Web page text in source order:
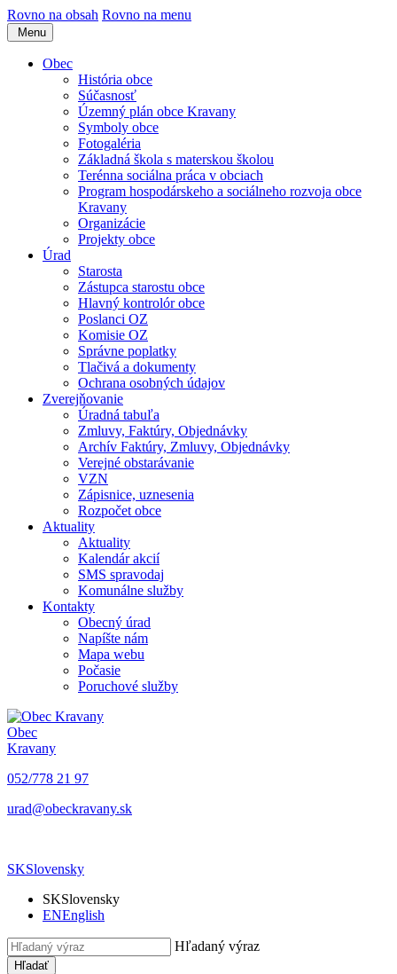
Rovno na obsah Rovno na menu
Menu
Obec
História obce
Súčasnosť
Územný plán obce Kravany
Symboly obce
Fotogaléria
Základná škola s materskou školou
Terénna sociálna práca v obciach
Program hospodárskeho a sociálneho rozvoja obce
Kravany
Organizácie
Projekty obce
Úrad
Starosta
Zástupca starostu obce
Hlavný kontrolór obce
Poslanci OZ
Komisie OZ
Správne poplatky
Tlačivá a dokumenty
Ochrana osobných údajov
Zverejňovanie
Úradná tabuľa
Zmluvy, Faktúry, Objednávky
Archív Faktúry, Zmluvy, Objednávky
Verejné obstarávanie
VZN
Zápisnice, uznesenia
Rozpočet obce
Aktuality
Aktuality
Kalendár akcií
SMS spravodaj
Komunálne služby
Kontakty
Obecný úrad
Napíšte nám
Mapa webu
Počasie
Poruchové služby
Obec
Kravany
052/778 21 97
urad@obeckravany.sk
SKSlovensky
SKSlovensky
ENEnglish
Hľadaný výraz
Hľadať